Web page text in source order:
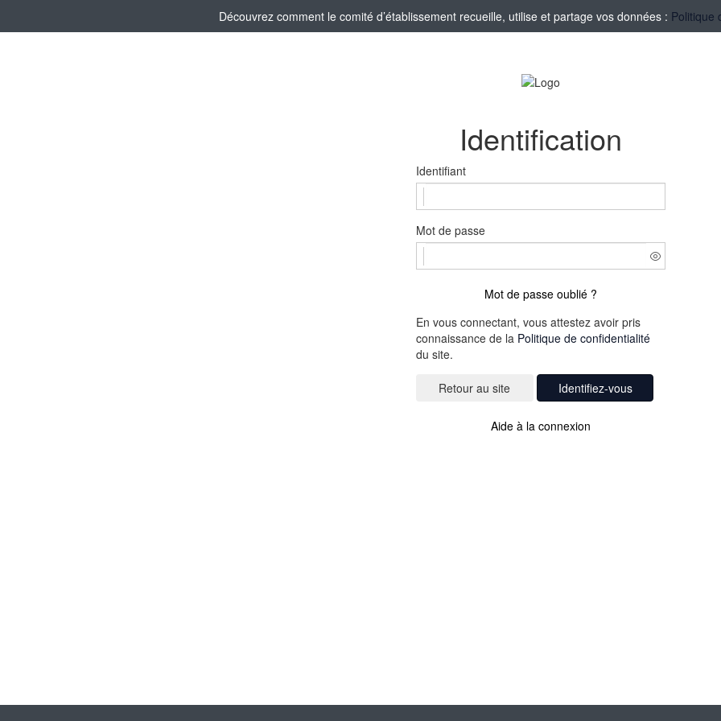
Découvrez comment le comité d’établissement recueille, utilise et partage vos données : Politique
Identification
Identifiant
Mot de passe
Mot de passe oublié ?
En vous connectant, vous attestez avoir pris
connaissance de la Politique de confidentialité
du site.
Identifiez-vous
Aide à la connexion